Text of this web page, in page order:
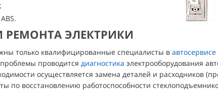
РЕМОНТА ЭЛЕКТРИКИ
только квалифицированные специалисты в автосервисе
проводится диагностика электрооборудования
осуществляется замена деталей и расходников
по восстановлению работоспособности